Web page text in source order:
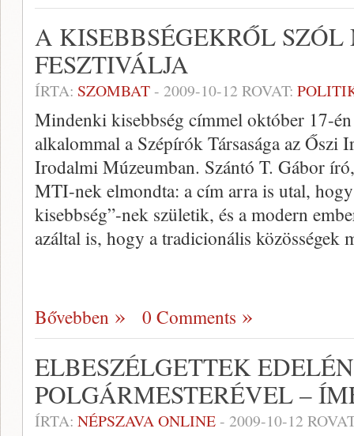
A KISEBBSÉGEKRŐL
FESZTIVÁLJA
ÍRTA: SZOMBAT- 2009-10-12 ROVAT:
Mindenki kisebbség címmel október 17-
alkalommal a Szépírók Társasága az Őszi
Irodalmi Múzeumban. Szántó T. Gábor
MTI-nek elmondta: a cím arra is utal,
kisebbség”-nek születik, és a modern
azáltal is, hogy a tradicionális közösségek
Bővebben 0 Comments
ELBESZÉLGETTEK
POLGÁRMESTERÉVEL –
ÍRTA: NÉPSZAVA ONLINE- 2009-10-12